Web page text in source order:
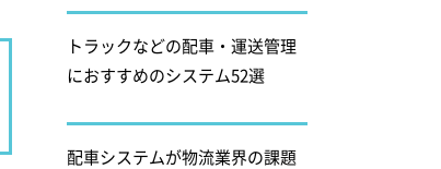
トラックなどの配車・運送管理
におすすめのシステム52選
配車システムが物流業界の課題